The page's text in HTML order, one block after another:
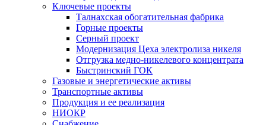
Ключевые проекты
Талнахская обогатительная фабрика
Горные проекты
Серный проект
Модернизация Цеха электролиза никеля
Отгрузка медно-никелевого концентрата
Быстринский ГОК
Газовые и энергетические активы
Транспортные активы
Продукция и ее реализация
НИОКР